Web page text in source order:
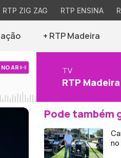
RTP ZIG ZAG RTP ENSINA
+ RTP Madeira
NO AR TV
RTP Madeira
Pode também
no